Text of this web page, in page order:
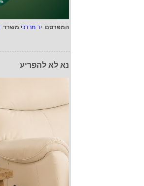
המפרסם: יד מרדכי משרד:
נא לא להפריע